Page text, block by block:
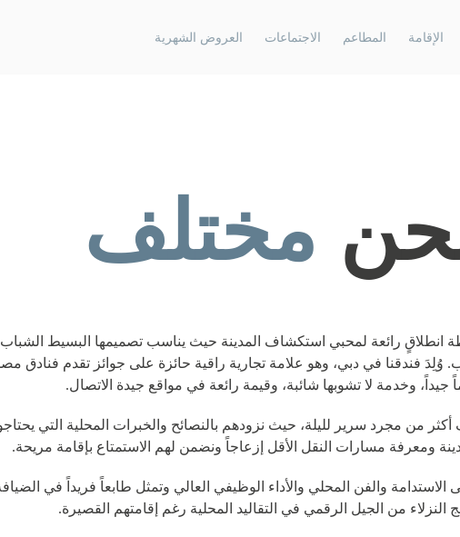
الإقامة المطاعم الاجتماعات العروض الشهرية
الافتتاحات المستقبلية دبي، الإمارات العربية
المتحدة
الافتتاحات المستقبلية الشارقة، الإمارات العربية
المتحدة
الوظائف المستقبلية - خليج مرسى، الإمارات
إتش كيو باي روڤ
روڤ هوم داون تاون
روڤ مراسي درايف
مختلف
انطلاقٍ رائعة لمحبي استكشاف المدينة حيث يناسب تصميمها البسيط
وُلِدَ فندقنا في دبي، وهو علامة تجارية راقية حائزة على جوائز تقدم فنادق
جيداً، وخدمة لا تشوبها شائبة، وقيمة رائعة في مواقع جيدة الاتصال.
من مجرد سرير لليلة، حيث نزودهم بالنصائح والخبرات المحلية التي
ومعرفة مسارات النقل الأقل إزعاجاً ونضمن لهم الاستمتاع بإقامة مريحة.
الاستدامة والفن المحلي والأداء الوظيفي العالي وتمثل طابعاً فريداً في
النزلاء من الجيل الرقمي في التقاليد المحلية رغم إقامتهم القصيرة.